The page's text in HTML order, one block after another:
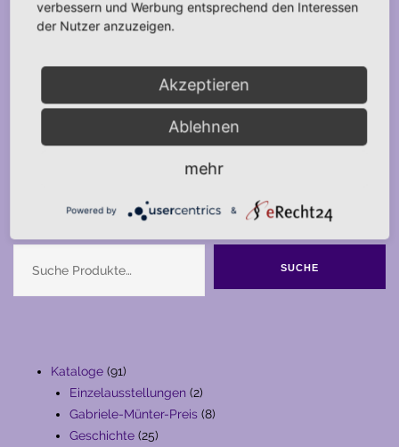
SUCHE
Kataloge 9191
Produkte
Einzelausstellungen 22
Produkte
Gabriele-Münter-Preis 88
Geschichte 2525
verbessern und Werbung entsprechend den Interessen
der Nutzer anzuzeigen.
Akzeptieren
Ablehnen
mehr
Powered by &